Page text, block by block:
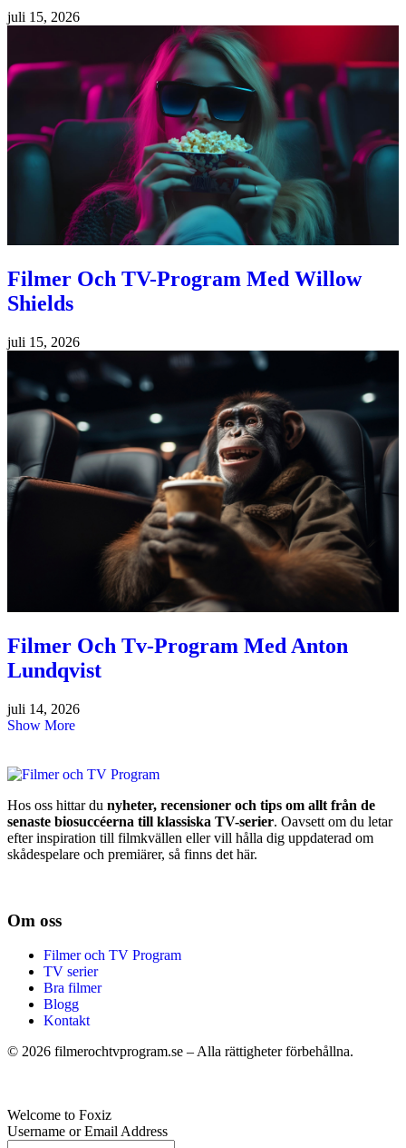
juli 15, 2026
Filmer Och TV-Program Med Willow
Shields
juli 15, 2026
Filmer Och Tv-Program Med Anton
Lundqvist
juli 14, 2026
Show More
Hos oss hittar du nyheter, recensioner och tips om allt från de
senaste biosuccéerna till klassiska TV-serier. Oavsett om du letar
efter inspiration till filmkvällen eller vill hålla dig uppdaterad om
skådespelare och premiärer, så finns det här.
Om oss
Filmer och TV Program
TV serier
Bra filmer
Blogg
Kontakt
© 2026 filmerochtvprogram.se – Alla rättigheter förbehållna.
Welcome to Foxiz
Username or Email Address